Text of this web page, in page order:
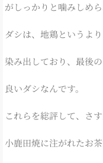
がしっかりと噛みしめ
ダシは、地鶏というよ
染み出しており、最後
良いダシなんです。
これらを総評して、さ
小鹿田焼に注がれたお